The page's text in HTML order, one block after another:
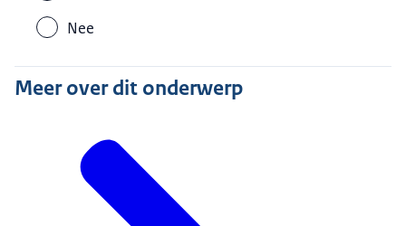
Nee
Meer over dit onderwerp